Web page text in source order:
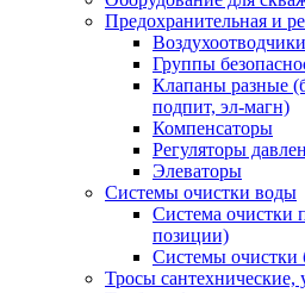
Предохранительная и
Воздухоотводчики
Группы
Клапаны разные
подпит, эл-магн)
Компенсаторы
Регуляторы
Элеваторы
Системы очистки воды
Система очистки
позиции)
Системы очистки
Тросы сантехнические,